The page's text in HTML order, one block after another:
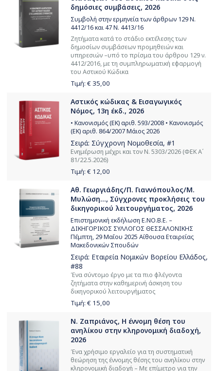
δημόσιες συμβάσεις, 2026
Συμβολή στην ερμηνεία των άρθρων 129 Ν.
4412/16 και 47 Ν. 4413/16
Ζητήματα κατά το στάδιο εκτέλεσης των
δημοσίων συμβάσεων προμηθειών και
υπηρεσιών –υπό το πρίσμα του άρθρου 129 ν.
4412/2016, με τη συμπληρωματική εφαρμογή
του Αστικού Κώδικα
Τιμή: € 35,00
Αστικός κώδικας & Εισαγωγικός
Νόμος, 13η έκδ., 2026
• Κανονισμός (ΕΚ) αριθ. 593/2008 • Κανονισμός
(ΕΚ) αριθ. 864/2007 Μάιος 2026
Σειρά: Σύγχρονη Νομοθεσία, #1
Ενημέρωση μέχρι και τον Ν. 5303/2026 (ΦΕΚ Α΄
81/22.5.2026)
Τιμή: € 12,00
Αθ. Γεωργιάδης/Π. Γιαννόπουλος/Μ.
Μυλώση..., Σύγχρονες προκλήσεις του
δικηγορικού λειτουργήματος, 2026
Επιστημονική εκδήλωση Ε.ΝΟ.Β.Ε. –
ΔΙΚΗΓΟΡΙΚΟΣ ΣΥΛΛΟΓΟΣ ΘΕΣΣΑΛΟΝΙΚΗΣ
Πέμπτη, 29 Μαΐου 2025 Αίθουσα Εταιρείας
Μακεδονικών Σπουδών
Σειρά: Εταιρεία Νομικών Βορείου Ελλάδος,
#88
Ένα σύντομο έργο με τα πιο φλέγοντα
ζητήματα στην καθημερινή άσκηση του
δικηγορικού λειτουργήματος
Τιμή: € 15,00
Ν. Ζαπριάνος, Η έννομη θέση του
ανηλίκου στην κληρονομική διαδοχή,
2026
Ένα χρήσιμο εργαλείο για τη συστηματική
θεώρηση της έννομης θέσης του ανηλίκου στην
κληρονομική διαδοχή – Με επίμετρο για την